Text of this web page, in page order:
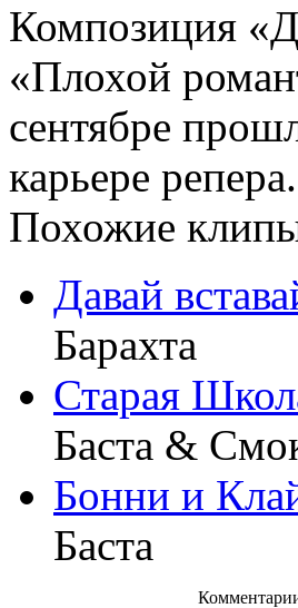
Композиция
«Плохой
сентябре
карьере репера.
Похожие
Давай
Барахта
Старая
Баста &
Бонни и
Баста